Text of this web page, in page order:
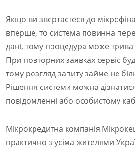
Якщо ви звертаєтеся до
вперше, то система повинна
дані, тому процедура може
При повторних заявках сервіс
тому розгляд запиту займе не
Рішення системи можна
повідомленні або особистому
Мікрокредитна компанія
практично з усіма жителями